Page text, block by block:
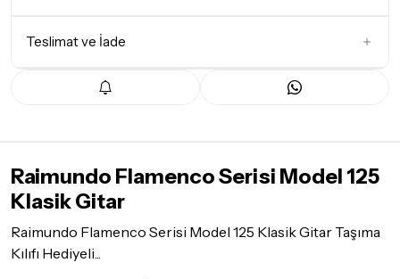
Teslimat ve İade
Teslimat Koşulları
tatil günlerinde teslimat yapılamamaktadır.
Seçtiğiniz ürünlerin tamamı
Detaylar içintıklayınız
Raimundo Flamenco Serisi Model 125
Klasik Gitar
Raimundo Flamenco Serisi Model 125 Klasik Gitar Taşıma
Kılıfı Hediyeli...